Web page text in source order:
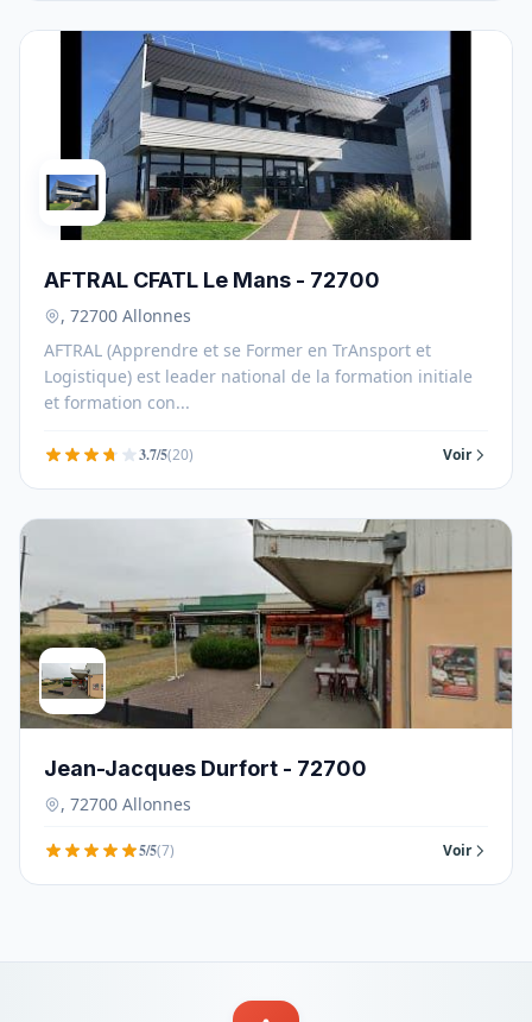
AFTRAL CFATL Le Mans - 72700
, 72700 Allonnes
AFTRAL (Apprendre et se Former en TrAnsport et
Logistique) est leader national de la formation initiale
et formation con...
3.7/5(20) Voir
Jean-Jacques Durfort - 72700
, 72700 Allonnes
5/5(7) Voir